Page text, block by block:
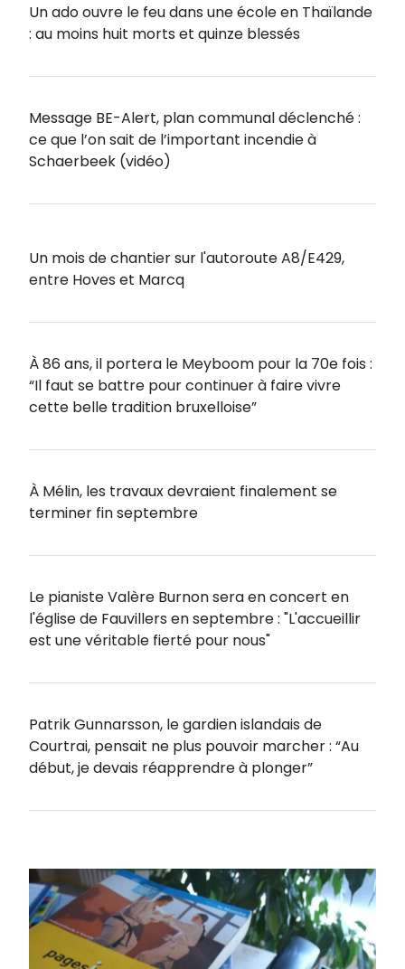
Un ado ouvre le feu dans une école en Thaïlande
: au moins huit morts et quinze blessés
Message BE-Alert, plan communal déclenché :
ce que l’on sait de l’important incendie à
Schaerbeek (vidéo)
Un mois de chantier sur l'autoroute A8/E429,
entre Hoves et Marcq
À 86 ans, il portera le Meyboom pour la 70e fois :
“Il faut se battre pour continuer à faire vivre
cette belle tradition bruxelloise”
À Mélin, les travaux devraient finalement se
terminer fin septembre
Le pianiste Valère Burnon sera en concert en
l'église de Fauvillers en septembre : "L'accueillir
est une véritable fierté pour nous"
Patrik Gunnarsson, le gardien islandais de
Courtrai, pensait ne plus pouvoir marcher : “Au
début, je devais réapprendre à plonger”